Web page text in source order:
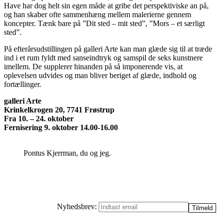
Have har dog helt sin egen måde at gribe det perspektiviske an på,
og han skaber ofte sammenhæng mellem malerierne gennem
koncepter. Tænk bare på ”Dit sted – mit sted”, ”Mors – et særligt
sted”.
På efterårsudstillingen på galleri Arte kan man glæde sig til at træde
ind i et rum fyldt med sanseindtryk og samspil de seks kunstnere
imellem. De supplerer hinanden på så imponerende vis, at
oplevelsen udvides og man bliver beriget af glæde, indhold og
fortællinger.
galleri Arte
Krinkelkrogen 20, 7741 Frøstrup
Fra 10. – 24. oktober
Fernisering 9. oktober 14.00-16.00
Pontus Kjerrman, du og jeg.
Nyhedsbrev: